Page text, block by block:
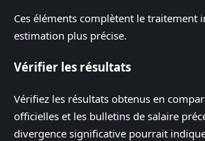
Ces éléments complètent le traitement
estimation plus précise.
Vérifier les résultats
Vérifiez les résultats obtenus en
officielles et les bulletins de salaire
divergence significative pourrait